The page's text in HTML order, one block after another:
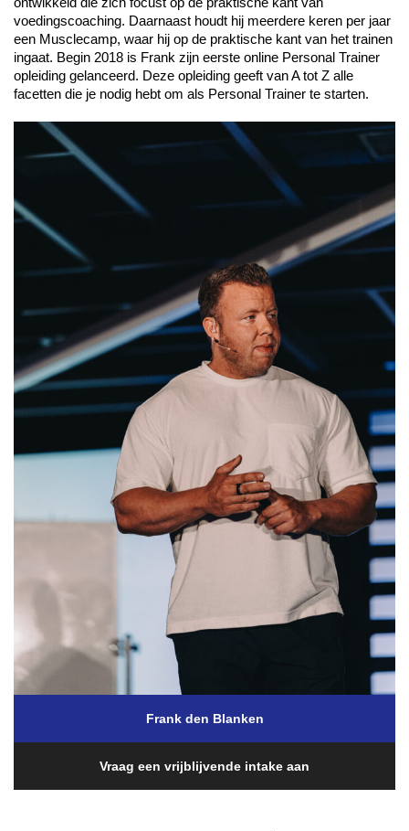
voedingscoaching. Daarnaast houdt hij meerdere keren per jaar
een Musclecamp, waar hij op de praktische kant van het trainen
ingaat. Begin 2018 is Frank zijn eerste online Personal Trainer
opleiding gelanceerd. Deze opleiding geeft van A tot Z alle
facetten die je nodig hebt om als Personal Trainer te starten.
Frank den Blanken
Vraag een vrijblijvende intake aan